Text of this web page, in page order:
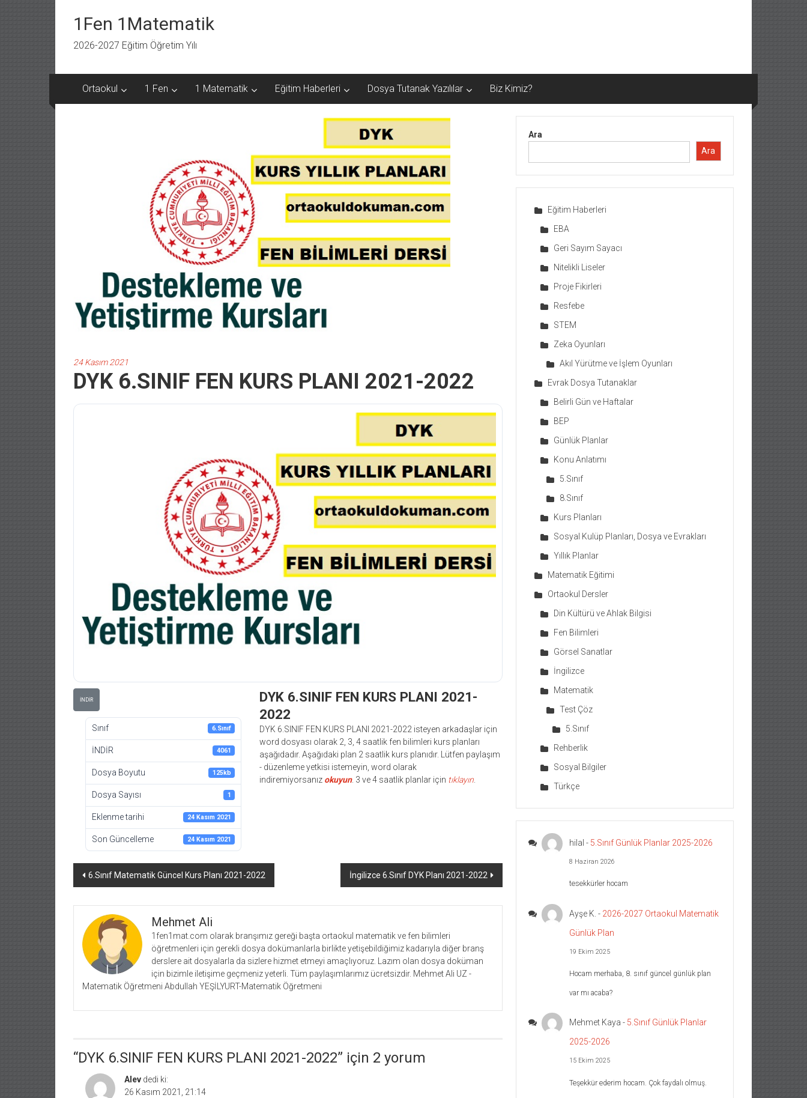
1Fen 1Matematik
2026-2027 Eğitim Öğretim Yılı
Ortaokul 1 Fen 1 Matematik Eğitim Haberleri Dosya Tutanak Yazılılar Biz Kimiz?
24 Kasım 2021
DYK 6.SINIF FEN KURS PLANI 2021-2022
İNDİR
Sınıf 6.Sınıf
İNDİR 4061
Dosya Boyutu 125kb
Dosya Sayısı 1
Eklenme tarihi 24 Kasım 2021
Son Güncelleme 24 Kasım 2021
DYK 6.SINIF FEN KURS PLANI 2021-
2022
DYK 6.SINIF FEN KURS PLANI 2021-2022 isteyen arkadaşlar için
word dosyası olarak 2, 3, 4 saatlik fen bilimleri kurs planları
aşağıdadır. Aşağıdaki plan 2 saatlik kurs planıdır. Lütfen paylaşım
- düzenleme yetkisi istemeyin, word olarak
indiremiyorsanız okuyun. 3 ve 4 saatlik planlar için tıklayın
Yazı
6.Sınıf Matematik Güncel Kurs Planı 2021-2022 İngilizce 6.Sınıf DYK Planı 2021-2022
Mehmet Ali
1fen1mat.com olarak branşımız gereği başta ortaokul matematik ve fen bilimleri
öğretmenleri için gerekli dosya dokümanlarla birlikte yetişebildiğimiz kadarıyla diğer branş
derslere ait dosyalarla da sizlere hizmet etmeyi amaçlıyoruz. Lazım olan dosya doküman
için bizimle iletişime geçmeniz yeterli. Tüm paylaşımlarımız ücretsizdir. Mehmet Ali UZ -
Matematik Öğretmeni Abdullah YEŞİLYURT-Matematik Öğretmeni
“DYK 6.SINIF FEN KURS PLANI 2021-2022” için 2 yorum
Alev dedi ki:
26 Kasım 2021, 21:14
Ara
Ara
Eğitim Haberleri
EBA
Geri Sayım Sayacı
Nitelikli Liseler
Proje Fikirleri
Resfebe
STEM
Zeka Oyunları
Akıl Yürütme ve İşlem Oyunları
Evrak Dosya Tutanaklar
Belirli Gün ve Haftalar
BEP
Günlük Planlar
Konu Anlatımı
5.Sınıf
8.Sınıf
Kurs Planları
Sosyal Kulüp Planları, Dosya ve Evrakları
Yıllık Planlar
Matematik Eğitimi
Ortaokul Dersler
Din Kültürü ve Ahlak Bilgisi
Fen Bilimleri
Görsel Sanatlar
İngilizce
Matematik
Test Çöz
5.Sınıf
Rehberlik
Sosyal Bilgiler
Türkçe
hilal - 5.Sınıf Günlük Planlar 2025-2026
8 Haziran 2026
tesekkürler hocam
Ayşe K. - 2026-2027 Ortaokul Matematik
Günlük Plan
19 Ekim 2025
Hocam merhaba, 8. sınıf güncel günlük plan
var mı acaba?
Mehmet Kaya - 5.Sınıf Günlük Planlar
2025-2026
15 Ekim 2025
Teşekkür ederim hocam. Çok faydalı olmuş.